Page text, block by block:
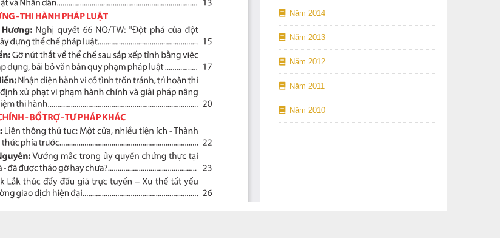
Năm 2014
Năm 2013
Năm 2012
Năm 2011
Năm 2010